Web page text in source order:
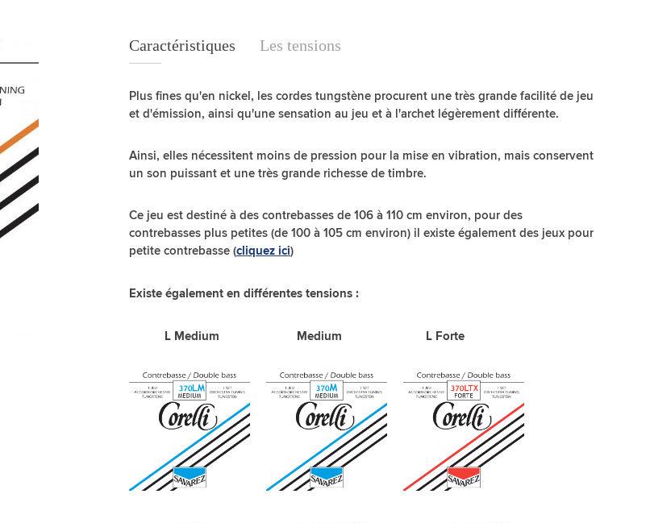
Caractéristiques Les tensions
Plus fines qu'en nickel, les cordes tungstène procurent une très grande facilité de jeu
et d'émission, ainsi qu'une sensation au jeu et à l'archet légèrement différente.
Ainsi, elles nécessitent moins de pression pour la mise en vibration, mais conservent
un son puissant et une très grande richesse de timbre.
Ce jeu est destiné à des contrebasses de 106 à 110 cm environ, pour des
contrebasses plus petites (de 100 à 105 cm environ) il existe également des jeux pour
petite contrebasse (cliquez ici)
Existe également en différentes tensions :
L Medium Medium L Forte